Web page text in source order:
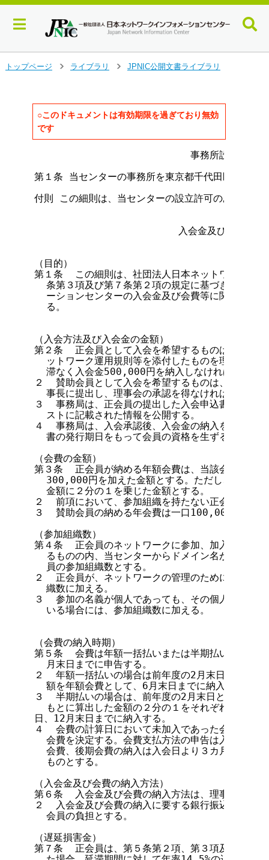
トップページ
ライブラリ
JPNIC公開文書ライブラリ
○このドキュメントは有効期限を過ぎており無効
です
事務所設置に関す
第１条 当センターの事務所を東京都千代田区神田駿
付則 この細則は、当センターの設立許可のあった日
入会金及び会費等に
（目的）
第１条  この細則は、社団法人日本ネットワークイ
条第３項及び第７条第２項の規定に基づき、社団
ーションセンターの入会金及び会費等に関する必
  る。
（入会方法及び入会金の金額）
第２条  正会員として入会を希望するものは、所定
ットワーク運用規則等を添付したものを理事長に
滞なく入会金500,000円を納入しなければならな
２  賛助会員として入会を希望するものは、所定の
事長に提出し、理事会の承認を得なければならない
３  事務局は、正会員の提出した入会申込書、ネッ
  ストに記載された情報を公開する。
４  事務局は、入会承認後、入会金の納入を確認し
書の発行期日をもって会員の資格を生ずるものと
（会費の金額）
第３条  正会員が納める年額会費は、当該会員の参
300,000円を加えた金額とする。ただし、10月1
  金額に２分の１を乗じた金額とする。
２  前項において、参加組織を持たない正会員の参
３  賛助会員の納める年会費は一口100,000円とし
（参加組織数）
第４条  正会員のネットワークに参加、加入あるい
るものの内、当センターからドメイン名が割り当
  員の参加組織数とする。
２  正会員が、ネットワークの管理のために使用す
  織数に加える。
３  参加の名義が個人であっても、その個人に当セ
  いる場合には、参加組織数に加える。
（会費の納入時期）
第５条  会費は年額一括払いまたは半期払いとし、
  月末日までに申告する。
２  年額一括払いの場合は前年度の2月末日における
  額を年額会費として、6月末日までに納入する。
３  半期払いの場合は、前年度の2月末日と該当年度
もとに算出した金額の２分の１をそれぞれ前期会
日、12月末日までに納入する。
４  会費の計算日において未加入であった会員は、
会費を決定する。会費支払方法の申告は入会申請
会費、後期会費の納入は入会日より３カ月以内と
  ものとする。
（入会金及び会費の納入方法）
第６条  入会金及び会費の納入方法は、理事長が別
２  入会金及び会費の納入に要する銀行振込み手数
  会員の負担とする。
（遅延損害金）
第７条  正会員は、第５条第２項、第３項及び第４